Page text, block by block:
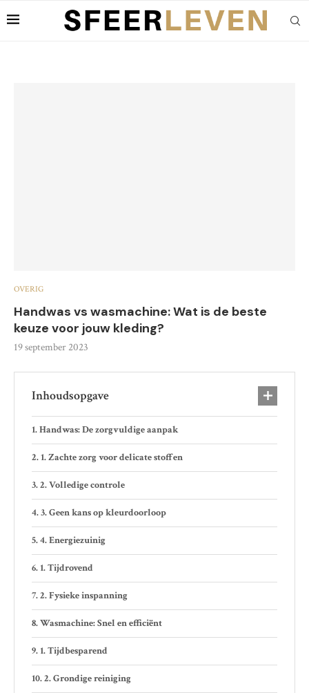
OVERIG
Handwas vs wasmachine: Wat is de beste
keuze voor jouw kleding?
19 september 2023
Inhoudsopgave
Handwas: De zorgvuldige aanpak
1. Zachte zorg voor delicate stoffen
2. Volledige controle
3. Geen kans op kleurdoorloop
4. Energiezuinig
1. Tijdrovend
2. Fysieke inspanning
Wasmachine: Snel en efficiënt
1. Tijdbesparend
2. Grondige reiniging